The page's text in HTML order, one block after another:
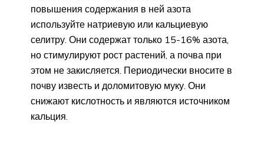
повышения содержания в ней азота
используйте натриевую или кальциевую
селитру. Они содержат только 15-16% азота,
но стимулируют рост растений, а почва при
этом не закисляется. Периодически вносите в
почву известь и доломитовую муку. Они
снижают кислотность и являются источником
кальция.